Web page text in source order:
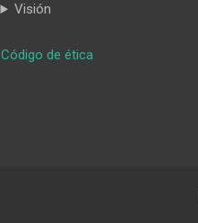
Visión
Código de ética: